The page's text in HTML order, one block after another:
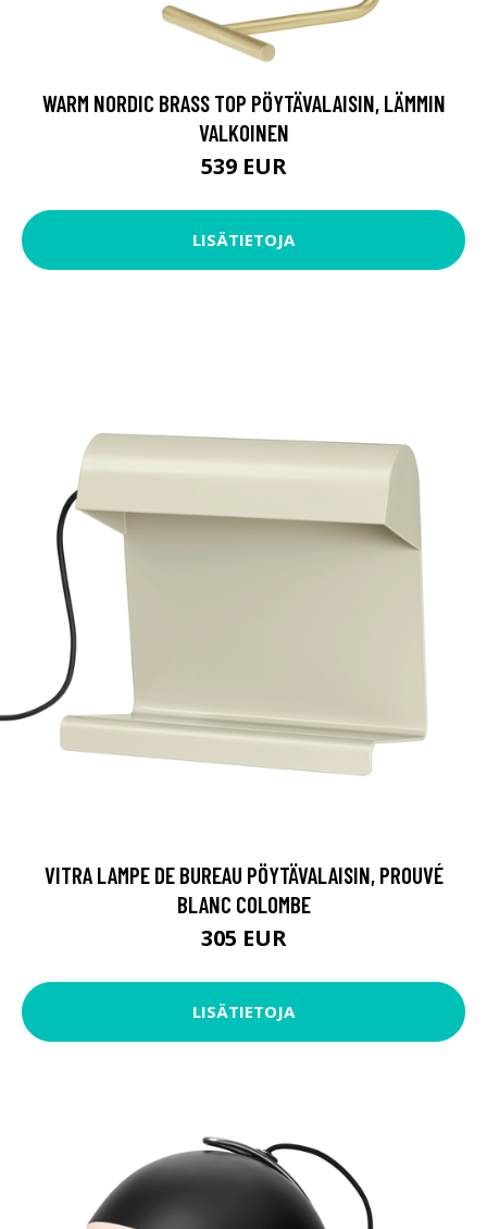
WARM NORDIC BRASS TOP PÖYTÄVALAISIN, LÄMMIN
VALKOINEN
539 EUR
LISÄTIETOJA
VITRA LAMPE DE BUREAU PÖYTÄVALAISIN, PROUVÉ
BLANC COLOMBE
305 EUR
LISÄTIETOJA